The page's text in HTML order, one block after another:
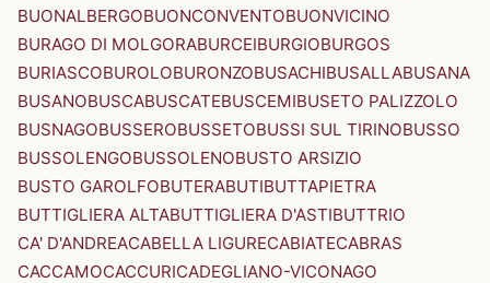
BUONALBERGOBUONCONVENTOBUONVICINO
BURAGO DI MOLGORABURCEIBURGIOBURGOS
BURIASCOBUROLOBURONZOBUSACHIBUSALLABUSANA
BUSANOBUSCABUSCATEBUSCEMIBUSETO PALIZZOLO
BUSNAGOBUSSEROBUSSETOBUSSI SUL TIRINOBUSSO
BUSSOLENGOBUSSOLENOBUSTO ARSIZIO
BUSTO GAROLFOBUTERABUTIBUTTAPIETRA
BUTTIGLIERA ALTABUTTIGLIERA D'ASTIBUTTRIO
CA' D'ANDREACABELLA LIGURECABIATECABRAS
CACCAMOCACCURICADEGLIANO-VICONAGO